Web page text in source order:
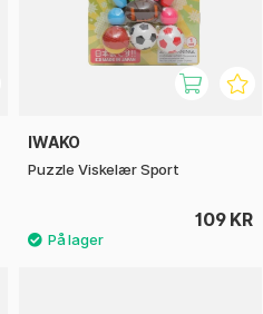
IWAKO
Puzzle Viskelær Sport
109 KR